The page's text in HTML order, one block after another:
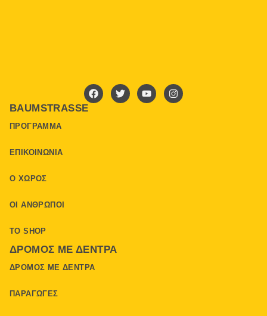
BAUMSTRASSE
ΠΡΌΓΡΑΜΜΑ
ΕΠΙΚΟΙΝΩΝΊΑ
Ο ΧΏΡΟΣ
ΟΙ ΆΝΘΡΩΠΟΙ
ΤΟ SHOP
ΔΡΌΜΟΣ ΜΕ ΔΈΝΤΡΑ
ΔΡΌΜΟΣ ΜΕ ΔΈΝΤΡΑ
ΠΑΡΑΓΩΓΈΣ